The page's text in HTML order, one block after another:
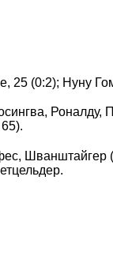
25 (0:2); Нуну
Шванштайгер